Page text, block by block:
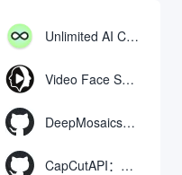
Unlimited AI Chat：免费无限制的AI聊天工具
Video Face Swap
DeepMosaics：自动去除图像和视频中的马赛克，或向其添加马赛克
CapCutAPI：自动化控制CapCut视频剪辑的开源工具